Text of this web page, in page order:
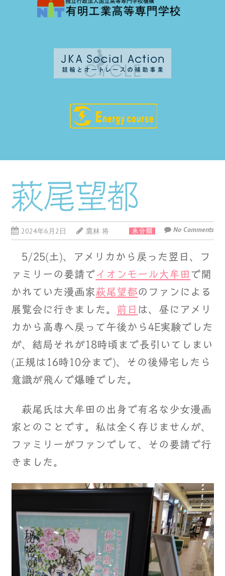
萩尾望都
2024年6月2日 鷹林 将 未分類 No Comments
5/25(土)、アメリカから戻った翌日、フ
ァミリーの要請で イオンモール大牟田 で開
かれていた漫画家萩尾望都のファンによる
展覧会に行きました。 前日 は、昼にアメリ
カから高専へ戻って午後から4E実験でした
が、結局それが18時頃まで長引いてしまい
(正規は16時10分まで)、その後帰宅したら
意識が飛んで爆睡でした。
萩尾氏は大牟田の出身で有名な少女漫画
家とのことです。私は全く存じませんが、
ファミリーがファンでして、その要請で行
きました。